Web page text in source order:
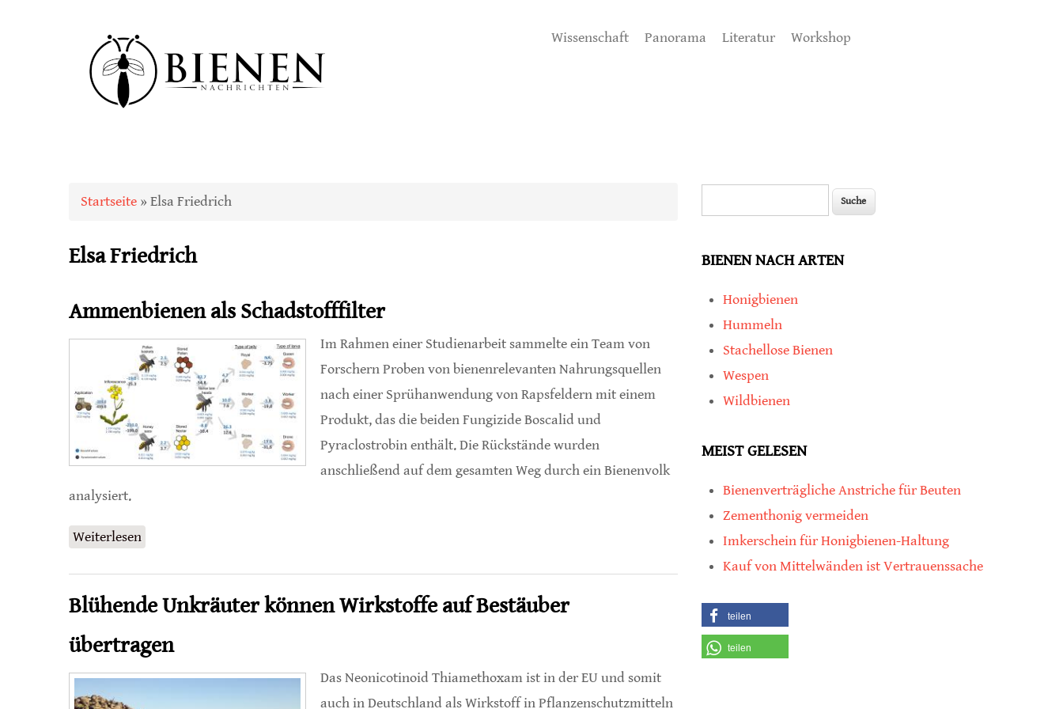
Wissenschaft Panorama Literatur Workshop
Sie sind hier
Startseite » Elsa Friedrich
Elsa Friedrich
Ammenbienen als Schadstofffilter
Im Rahmen einer Studienarbeit sammelte ein Team von
Forschern Proben von bienenrelevanten Nahrungsquellen
nach einer Sprühanwendung von Rapsfeldern mit einem
Produkt, das die beiden Fungizide Boscalid und
Pyraclostrobin enthält. Die Rückstände wurden
anschließend auf dem gesamten Weg durch ein Bienenvolk
analysiert.
Weiterlesen
Blühende Unkräuter können Wirkstoffe auf Bestäuber
übertragen
Das Neonicotinoid Thiamethoxam ist in der EU und somit
auch in Deutschland als Wirkstoff in Pflanzenschutzmitteln
BIENEN NACH ARTEN
Honigbienen
Hummeln
Stachellose Bienen
Wespen
Wildbienen
MEIST GELESEN
Bienenverträgliche Anstriche für Beuten
Zementhonig vermeiden
Imkerschein für Honigbienen-Haltung
Kauf von Mittelwänden ist Vertrauenssache
teilen
teilen